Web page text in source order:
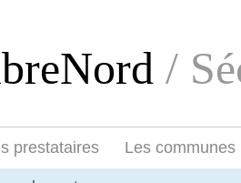
/
prestataires Les communes